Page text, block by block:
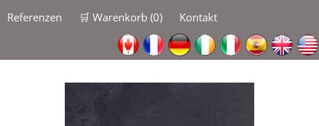
Referenzen
🛒 Warenkorb (0) Kontakt